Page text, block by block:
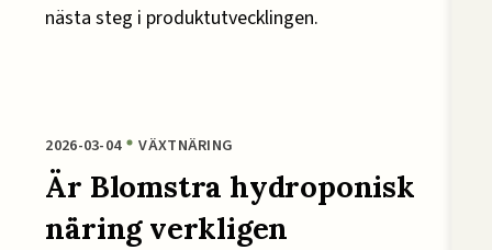
nästa steg i produktutvecklingen.
2026-03-04 VÄXTNÄRING
Är Blomstra hydroponisk
näring verkligen